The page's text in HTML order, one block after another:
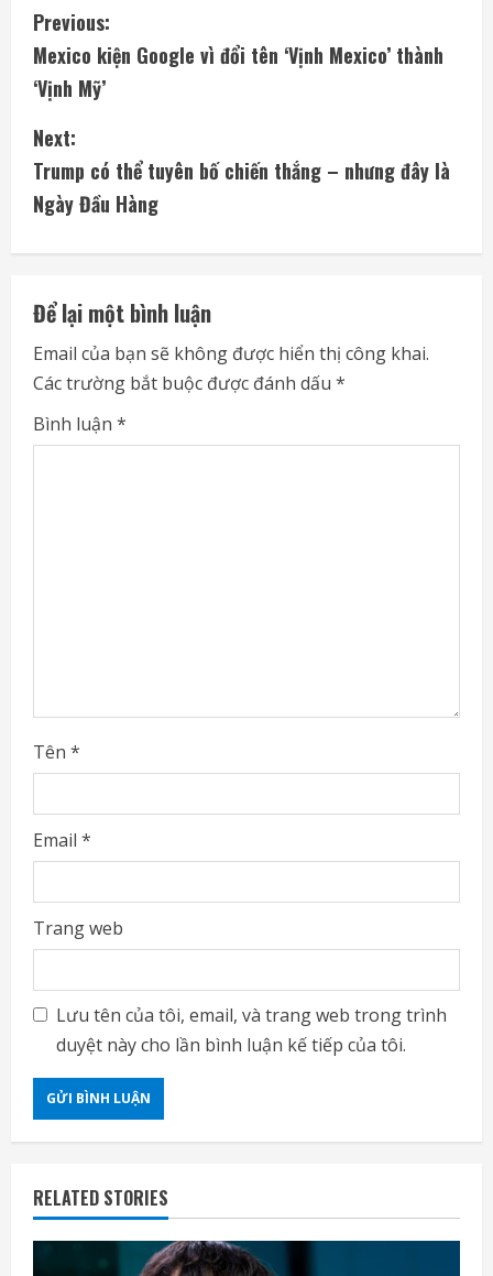
C
o
n
t
i
n
u
e
R
e
Previous:
Mexico kiện Google vì đổi tên ‘Vịnh Mexico’ thành
‘Vịnh Mỹ’
Next:
Trump có thể tuyên bố chiến thắng – nhưng đây là
Ngày Đầu Hàng
Để lại một bình luận
Email của bạn sẽ không được hiển thị công khai.
Các trường bắt buộc được đánh dấu *
Bình luận *
Tên *
Email *
Trang web
Lưu tên của tôi, email, và trang web trong trình
duyệt này cho lần bình luận kế tiếp của tôi.
RELATED STORIES